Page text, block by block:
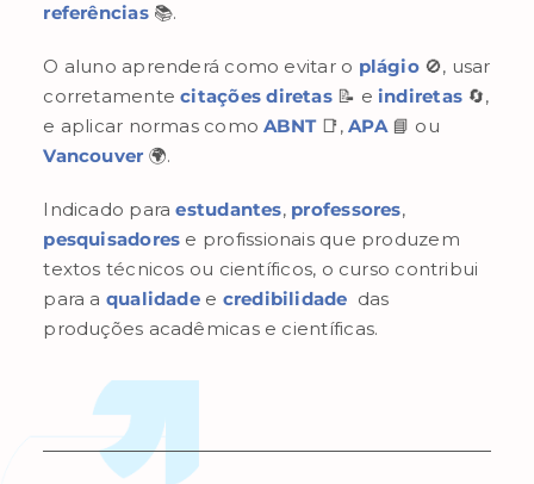
referências📚.
O aluno aprenderá como evitar o plágio🚫, usar
corretamentecitações diretas📝 e indiretas 🔄,
e aplicar normas comoABNT📑,APA📘 ou
Vancouver 🌍.
Indicado paraestudantes, professores,
pesquisadores e profissionais que produzem
textos técnicos ou científicos, o curso contribui
para a qualidadee credibilidade das
produções acadêmicas e científicas.